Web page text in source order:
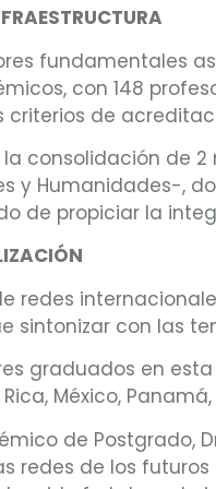
fundamentales
con 148
criterios de
consolidación de 2
y Humanidades-,
de propiciar la
redes
sintonizar con las
graduados en
México,
de Postgrado,
redes de los